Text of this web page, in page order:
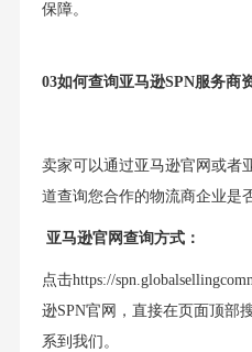
保障。
03如何查询亚马逊SPN服务商
卖家可以通过亚马逊官网或者
道查询您合作的物流商企业是
亚马逊官网查询方式：
点击https://
逊SPN官网，直接在页面顶部
系到我们。